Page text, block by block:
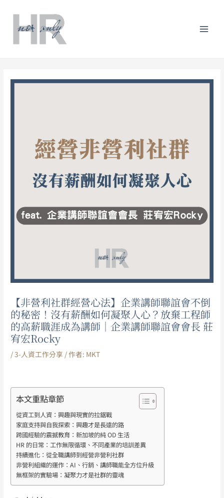
【非營利社群經營心法】企業講師聯誼會不倒
的秘密！沒有薪酬如何凝聚人心？放棄工程師
的高薪職涯成為講師｜企業講師聯誼會會長 莊
宥宏Rocky
/3-人資工作分享 / 作者: MKT
本文重點章節
從資工到人資：興趣與現實的拉鋸戰
家庭支持與自我探索：興趣才是長遠的路
跨國經驗的震撼教育：新加坡的純 OD 生活
HR 的日常：工作無限循環、不同產業的培訓差異
持續進化：從全職講師到經營非營利社群
非營利組織的運作：AI、行銷、講師職能全方位升級
無框架的實驗場：凝聚力才是社群的靈魂
navigation